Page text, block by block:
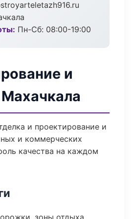
Пн-Сб: 08:00-19:00
и
и проектирование и
и коммерческих
качества на каждом
зоны отдыха,